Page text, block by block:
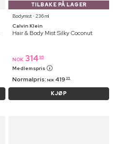
TILBAKE PÅ LAGER
Bodymist ⋅ 236 ml
Calvin Klein
Hair & Body Mist Silky Coconut
NOK 314 95
Medlemspris
Normalpris: NOK 419 95
KJØP